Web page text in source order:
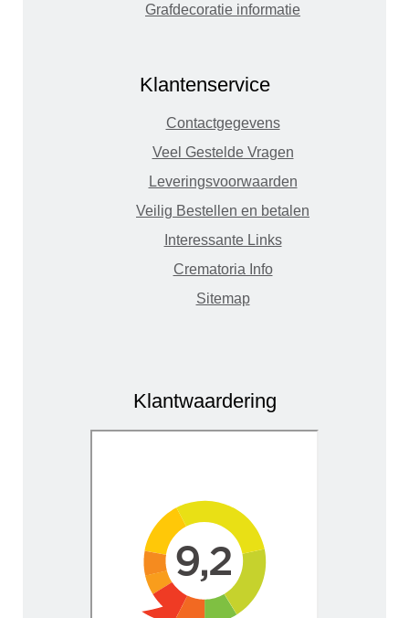
Grafdecoratie informatie
Klantenservice
Contactgegevens
Veel Gestelde Vragen
Leveringsvoorwaarden
Veilig Bestellen en betalen
Interessante Links
Crematoria Info
Sitemap
Klantwaardering